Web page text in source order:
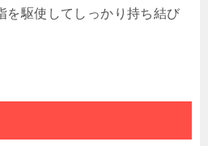
を駆使してしっかり持ち結び